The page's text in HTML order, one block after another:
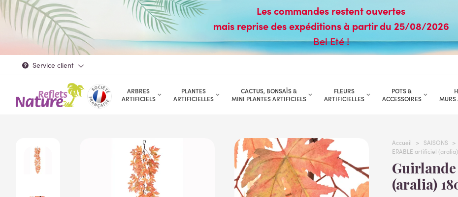
Les commandes restent ouvertes
mais reprise des expéditions à partir du 25/08/2026
Bel Eté !
Service client
ARBRES
ARTIFICIELS
PLANTES
ARTIFICIELLES
CACTUS, BONSAÏS &
MINI PLANTES ARTIFICIELS
FLEURS
ARTIFICIELLES
POTS &
ACCESSOIRES
MURS
Accueil > SAISONS >
ERABLE artificiel
Guirlande feuilles érable artificiel
(aralia)